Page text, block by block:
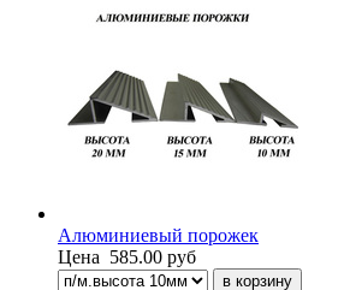
Алюминиевый порожек
Цена 585.00 руб